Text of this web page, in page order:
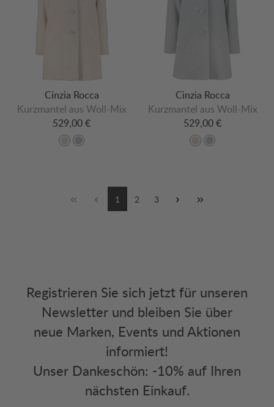
Cinzia Rocca
Kurzmantel aus Woll-Mix
529,00 €
Cinzia Rocca
Kurzmantel aus Woll-Mix
529,00 €
1 2 3
Registrieren Sie sich jetzt für unseren
Newsletter und bleiben Sie über
neue Marken, Events und Aktionen
informiert!
Unser Dankeschön: -10% auf Ihren
nächsten Einkauf.